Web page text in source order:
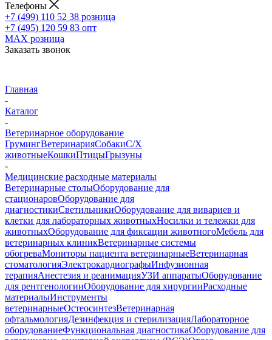
Телефоны
+7 (499) 110 52 38 розница
+7 (495) 120 59 83 опт
MAX розница
Заказать звонок
Главная
-
Каталог
-
Ветеринарное оборудование
ГрумингВетеринарияСобакиС/Х
животныеКошкиПтицыГрызуны
-
Медицинские расходные материалы
Ветеринарные столыОборудование для
стационаровОборудование для
диагностикиСветильникиОборудование для вивариев и
клетки для лабораторных животныхНосилки и тележки для
животныхОборудование для фиксации животногоМебель для
ветеринарных клиникВетеринарные системы
обогреваМониторы пациента ветеринарныеВетеринарная
стоматологияЭлектрокардиографыИнфузионная
терапияАнестезия и реанимацияУЗИ аппаратыОборудование
для рентгенологииОборудование для хирургииРасходные
материалыИнструменты
ветеринарныеОстеосинтезВетеринарная
офтальмологияДезинфекция и стерилизацияЛабораторное
оборудованиеФункциональная диагностикаОборудование для